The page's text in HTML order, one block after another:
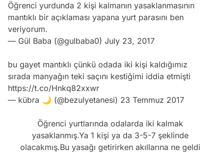
Öğrenci yurdunda 2 kişi kalmanın yasaklanmasının
mantıklı bir açıklaması yapana yurt parasını ben
veriyorum.
— Gül Baba (@gulbaba0) July 23, 2017
bu gayet mantıklı çünkü odada iki kişi kaldığımız
sırada manyağın teki saçını kestiğimi iddia etmişti
https://t.co/Hnkq82xxwr
— kübra 🌙 (@bezulyetanesi) 23 Temmuz 2017
Öğrenci yurtlarında odalarda iki kalmak
yasaklanmış.Ya 1 kişi ya da 3-5-7 şeklinde
olacakmış.Bu yasağı getirirken akıllarına ne geldi